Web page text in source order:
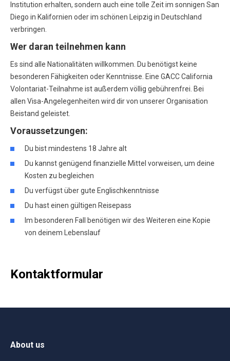
Institution erhalten, sondern auch eine tolle Zeit im sonnigen San
Diego in Kalifornien oder im schönen Leipzig in Deutschland
verbringen.
Wer daran teilnehmen kann
Es sind alle Nationalitäten willkommen. Du benötigst keine
besonderen Fähigkeiten oder Kenntnisse. Eine GACC California
Volontariat-Teilnahme ist außerdem völlig gebührenfrei. Bei
allen Visa-Angelegenheiten wird dir von unserer Organisation
Beistand geleistet.
Voraussetzungen:
Du bist mindestens 18 Jahre alt
Du kannst genügend finanzielle Mittel vorweisen, um deine
Kosten zu begleichen
Du verfügst über gute Englischkenntnisse
Du hast einen gültigen Reisepass
Im besonderen Fall benötigen wir des Weiteren eine Kopie
von deinem Lebenslauf
Kontaktformular
About us